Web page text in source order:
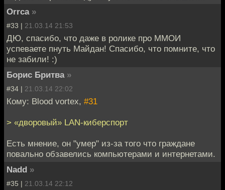
Orrca »
#33 | 21.03.14 21:53
ДЮ, спасибо, что даже в ролике про ММОИ
успеваете пнуть Майдан! Спасибо, что помните, что
не забили! :)
Борис Бритва »
#34 | 21.03.14 22:02
Кому: Blood vortex, #31
> «дворовый» LAN-киберспорт
Есть мнение, он "умер" из-за того что граждане
повально обзавелись компьютерами и интернетами.
Nadd »
#35 | 21.03.14 22:12